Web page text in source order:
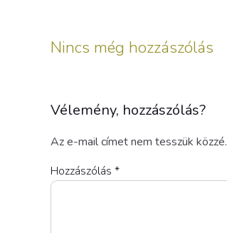
Nincs még hozzászólás
Vélemény, hozzászólás?
Az e-mail címet nem tesszük közzé.
Hozzászólás *